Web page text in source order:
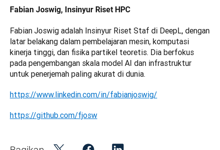
Fabian Joswig, Insinyur Riset HPC
Fabian Joswig adalah Insinyur Riset Staf di DeepL, dengan
latar belakang dalam pembelajaran mesin, komputasi
kinerja tinggi, dan fisika partikel teoretis. Dia berfokus
pada pengembangan skala model AI dan infrastruktur
untuk penerjemah paling akurat di dunia.
https://www.linkedin.com/in/fabianjoswig/
https://github.com/fjosw